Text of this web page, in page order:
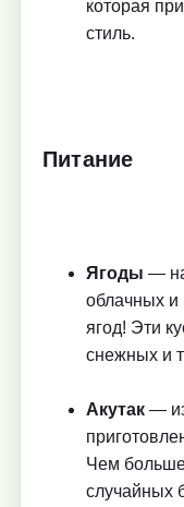
которая
стиль.
Питание
Ягоды —
облачных
ягод! Эти
снежных и
Акутак —
Чем
случайных